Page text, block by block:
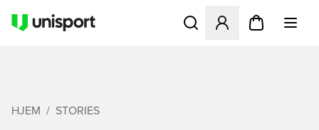
Åbner en Modal til at
HJEM STORIES